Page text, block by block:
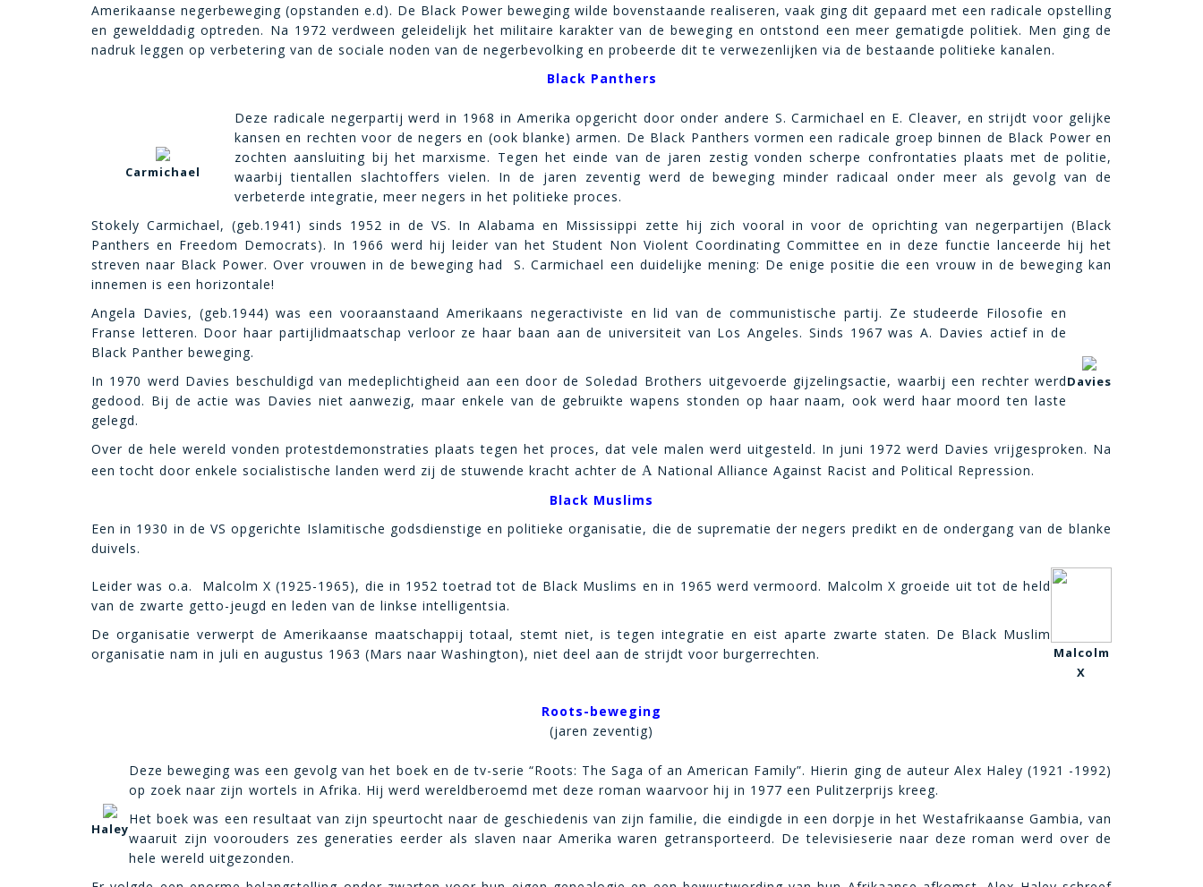
Amerikaanse negerbeweging (opstanden e.d). De Black Power beweging wilde bovenstaande realiseren, vaak ging dit gepaard met een radicale opstelling
en gewelddadig optreden. Na 1972 verdween geleidelijk het militaire karakter van de beweging en ontstond een meer gematigde politiek. Men ging de
nadruk leggen op verbetering van de sociale noden van de negerbevolking en probeerde dit te verwezenlijken via de bestaande politieke kanalen.
Black Panthers
Carmichael
Deze radicale negerpartij werd in 1968 in Amerika opgericht door onder andere S. Carmichael en E. Cleaver, en strijdt voor gelijke
kansen en rechten voor de negers en (ook blanke) armen. De Black Panthers vormen een radicale groep binnen de Black Power en
zochten aansluiting bij het marxisme. Tegen het einde van de jaren zestig vonden scherpe confrontaties plaats met de politie,
waarbij tientallen slachtoffers vielen. In de jaren zeventig werd de beweging minder radicaal onder meer als gevolg van de
verbeterde integratie, meer negers in het politieke proces.
Stokely Carmichael, (geb.1941) sinds 1952 in de VS. In Alabama en Mississippi zette hij zich vooral in voor de oprichting van negerpartijen (Black
Panthers en Freedom Democrats). In 1966 werd hij leider van het Student Non Violent Coordinating Committee en in deze functie lanceerde hij het
streven naar Black Power. Over vrouwen in de beweging had S. Carmichael een duidelijke mening: De enige positie die een vrouw in de beweging kan
innemen is een horizontale!
Angela Davies, (geb.1944) was een vooraanstaand Amerikaans negeractiviste en lid van de communistische partij. Ze studeerde Filosofie en
Franse letteren. Door haar partijlidmaatschap verloor ze haar baan aan de universiteit van Los Angeles. Sinds 1967 was A. Davies actief in de
Black Panther beweging.
In 1970 werd Davies beschuldigd van medeplichtigheid aan een door de Soledad Brothers uitgevoerde gijzelingsactie, waarbij een rechter werd
gedood. Bij de actie was Davies niet aanwezig, maar enkele van de gebruikte wapens stonden op haar naam, ook werd haar moord ten laste
gelegd.
Davies
Over de hele wereld vonden protestdemonstraties plaats tegen het proces, dat vele malen werd uitgesteld. In juni 1972 werd Davies vrijgesproken. Na
een tocht door enkele socialistische landen werd zij de stuwende kracht achter de A National Alliance Against Racist and Political Repression.
Black Muslims
Een in 1930 in de VS opgerichte Islamitische godsdienstige en politieke organisatie, die de suprematie der negers predikt en de ondergang van de blanke
duivels.
Leider was o.a. Malcolm X (1925-1965), die in 1952 toetrad tot de Black Muslims en in 1965 werd vermoord. Malcolm X groeide uit tot de held
van de zwarte getto-jeugd en leden van de linkse intelligentsia.
De organisatie verwerpt de Amerikaanse maatschappij totaal, stemt niet, is tegen integratie en eist aparte zwarte staten. De Black Muslim
organisatie nam in juli en augustus 1963 (Mars naar Washington), niet deel aan de strijdt voor burgerrechten.
Malcolm
X
Roots-beweging
(jaren zeventig)
Haley
Deze beweging was een gevolg van het boek en de tv-serie “Roots: The Saga of an American Family”. Hierin ging de auteur Alex Haley (1921 -1992)
op zoek naar zijn wortels in Afrika. Hij werd wereldberoemd met deze roman waarvoor hij in 1977 een Pulitzerprijs kreeg.
Het boek was een resultaat van zijn speurtocht naar de geschiedenis van zijn familie, die eindigde in een dorpje in het Westafrikaanse Gambia, van
waaruit zijn voorouders zes generaties eerder als slaven naar Amerika waren getransporteerd. De televisieserie naar deze roman werd over de
hele wereld uitgezonden.